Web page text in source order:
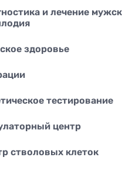
и лечение
здоровье
тестирование
центр
стволовых клеток